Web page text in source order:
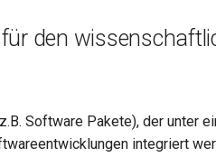
den
Software Pakete), der unter
integriert